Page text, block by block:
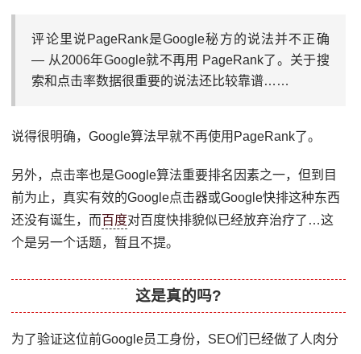
评论里说PageRank是Google秘方的说法并不正确
— 从2006年Google就不再用 PageRank了。关于搜
索和点击率数据很重要的说法还比较靠谱……
说得很明确，Google算法早就不再使用PageRank了。
另外，点击率也是Google算法重要排名因素之一，但到目
前为止，真实有效的Google点击器或Google快排这种东西
还没有诞生，而百度对百度快排貌似已经放弃治疗了…这
个是另一个话题，暂且不提。
这是真的吗?
为了验证这位前Google员工身份，SEO们已经做了人肉分